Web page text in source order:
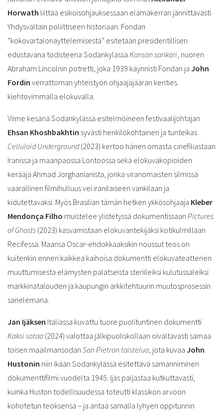
Horwath liittää esikoisohjauksessaan elämäkerran jännittävästi
Yhdysvaltain poliittiseen historiaan. Fondan
”kokovartalonäyttelemisestä” esitetään presidentillisen
edustavana todisteena Sodankylässä Kansan sankari, nuoren
Abraham Lincolnin potretti, joka 1939 käynnisti Fondan ja John
Fordin verrattoman yhteistyön ohjaajajäärän kenties
kiehtovimmalla elokuvalla.
Viime kesänä Sodankylässä esitelmöineen festivaalijohtajan
Ehsan Khoshbakhtin syvästi henkilökohtainen ja tunteikas
Celluloid Underground(2023) kertoo hänen omasta cinefiliastaan
Iranissa ja maanpaossa Lontoossa sekä elokuvakopioiden
kerääjä Ahmad Jorghanianista, jonka viranomaisten silmissä
vaarallinen filmihulluus vei iranilaiseen vankilaan ja
kidutettavaksi. Myös Brasilian tämän hetken ykkösohjaaja Kleber
Mendonça Filho muistelee ylistetyssä dokumentissaan Pictures
of Ghosts (2023) kasvamistaan elokuvantekijäksi kotikulmillaan
Recifessä. Maansa Oscar-ehdokkaaksikin noussut teos on
kuitenkin ennen kaikkea kaihoisa dokumentti elokuvateatterien
muuttumisesta elämysten palatseista steriileiksi kulutussaleiksi
markkinatalouden ja kaupungin arkkitehtuurin muutosprosessin
sanelemana.
Jan Ijäksen Italiassa kuvattu tuore puolituntinen dokumentti
Kaksi sotaa (2024) valottaa jälkipuoliskollaan oivaltavasti samaa
toisen maailmansodan San Pietron taistelua, jota kuvaa John
Hustonin niin ikään Sodankylässä esitettävä samanniminen
dokumenttifilmi vuodelta 1945. Ijäs paljastaa kutkuttavasti,
kuinka Huston todellisuudessa toteutti klassikon arvoon
kohotetun teoksensa – ja antaa samalla lyhyen oppitunnin